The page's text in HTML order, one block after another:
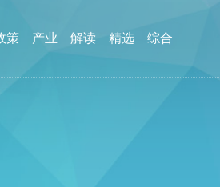
策 产业 解读 精选 综合